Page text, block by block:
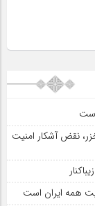
نقض آشکار امنیت
همه ایران است